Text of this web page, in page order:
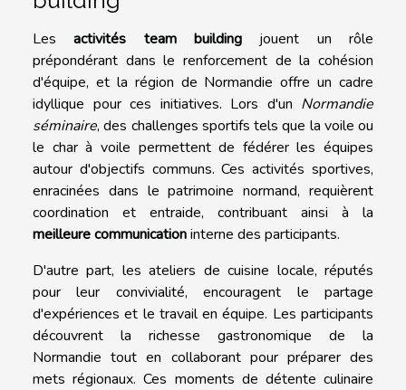
Lesactivités team building jouent un rôle
prépondérant dans le renforcement de la cohésion
d'équipe, et la région de Normandie offre un cadre
idyllique pour ces initiatives. Lors d'un Normandie
séminaire, des challenges sportifs tels que la voile ou
le char à voile permettent de fédérer les équipes
autour d'objectifs communs. Ces activités sportives,
enracinées dans le patrimoine normand, requièrent
coordination et entraide, contribuant ainsi à la
meilleure communicationinterne des participants.
D'autre part, les ateliers de cuisine locale, réputés
pour leur convivialité, encouragent le partage
d'expériences et le travail en équipe. Les participants
découvrent la richesse gastronomique de la
Normandie tout en collaborant pour préparer des
mets régionaux. Ces moments de détente culinaire